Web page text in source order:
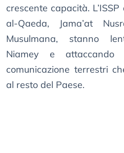
crescente capacità.
al-Qaeda, Jama’at
Musulmana, stanno
Niamey e
comunicazione terrestri
al resto del Paese.